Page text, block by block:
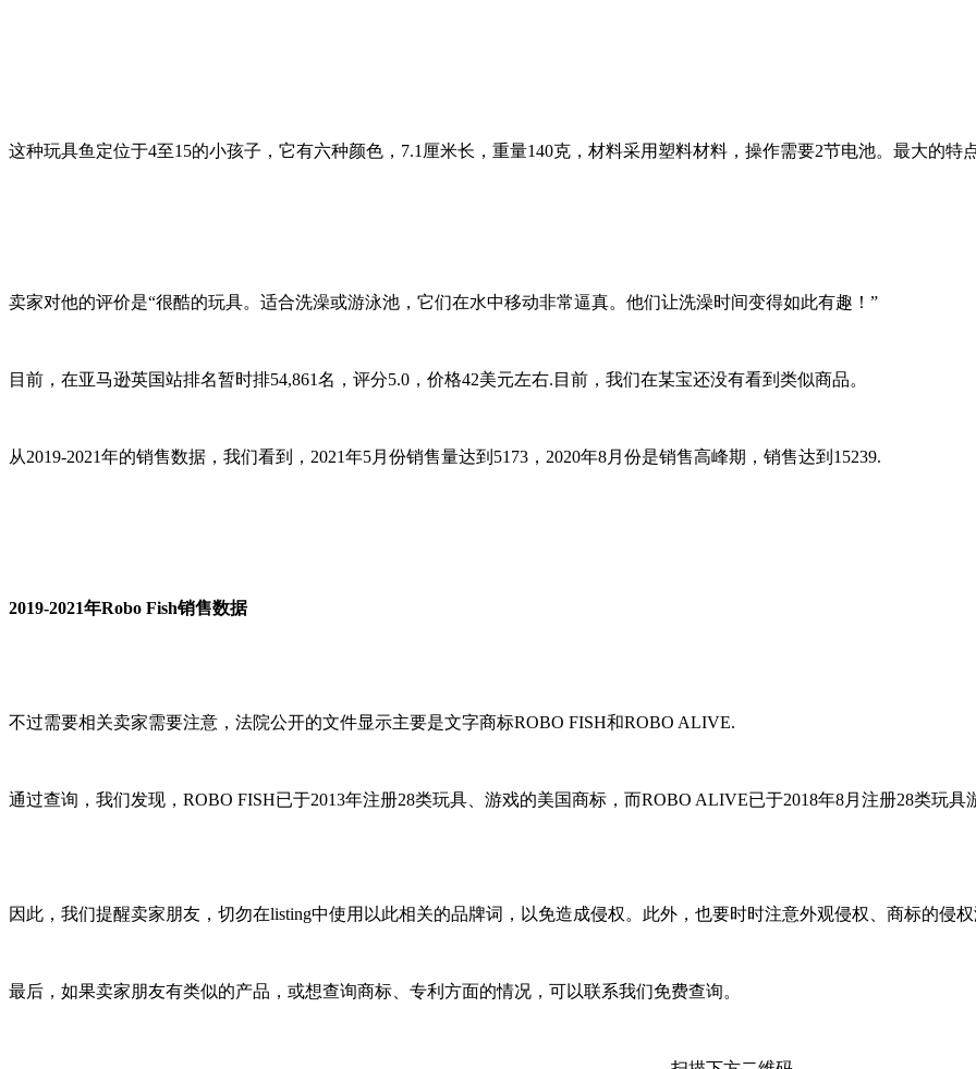
这种玩具鱼定位于4至15的小孩子，它有六种颜色，7.1厘米长，重量140克，材料采用塑料材料，操作需要2节电池。最大的特
卖家对他的评价是“很酷的玩具。适合洗澡或游泳池，它们在水中移动非常逼真。他们让洗澡时间变得如此有趣！”
目前，在亚马逊英国站排名暂时排54,861名，评分5.0，价格42美元左右.目前，我们在某宝还没有看到类似商品。
从2019-2021年的销售数据，我们看到，2021年5月份销售量达到5173，2020年8月份是销售高峰期，销售达到15239.
2019-2021年Robo Fish销售数据
不过需要相关卖家需要注意，法院公开的文件显示主要是文字商标ROBO FISH和ROBO ALIVE.
通过查询，我们发现，ROBO FISH已于2013年注册28类玩具、游戏的美国商标，而ROBO ALIVE已于2018年8月注册28类玩具
因此，我们提醒卖家朋友，切勿在listing中使用以此相关的品牌词，以免造成侵权。此外，也要时时注意外观侵权、商标的侵
最后，如果卖家朋友有类似的产品，或想查询商标、专利方面的情况，可以联系我们免费查询。